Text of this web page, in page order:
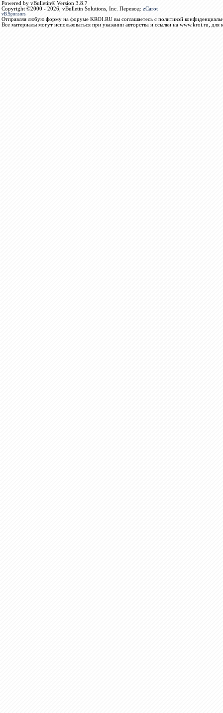
Powered by vBulletin® Version 3.8.7
Copyright ©2000 - 2026, vBulletin Solutions, Inc. Перевод: zCarot
vB.Sponsors
Отправляя любую форму на форуме KROI.RU вы соглашаетесь с политикой
Все материалы могут использоваться при указании авторства и ссылки на www.kroi.ru, для